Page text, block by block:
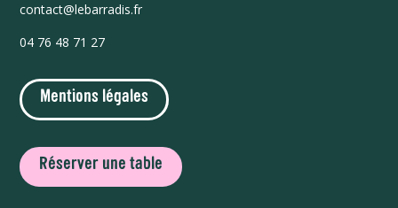
contact@lebarradis.fr
04 76 48 71 27
Mentions légales
Réserver une table